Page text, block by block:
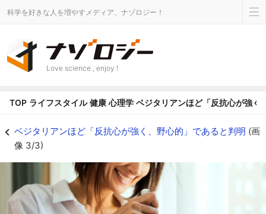
科学を好きな人を増やすメディア、ナゾロジー！
Love science , enjoy !
TOP ライフスタイル 健康 心理学 ベジタリアンほど「反抗心が強く
ベジタリアンほど「反抗心が強く、野心的」であると判明 (画
像 3/3)